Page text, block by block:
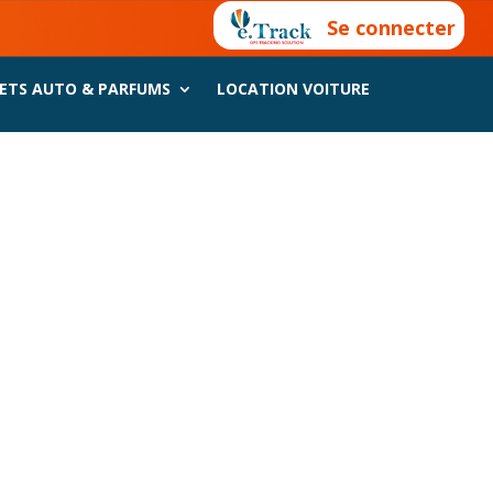
Se connecter
AUTO & PARFUMS LOCATION VOITURE